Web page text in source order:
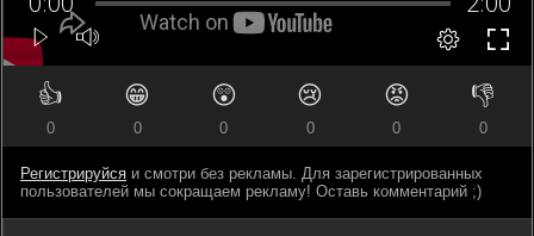
👍
0
😁
0
😲
0
😢
0
😡
0
👎
0
Регистрируйся и смотри без рекламы. Для зарегистрированных
пользователей мы сокращаем рекламу! Оставь комментарий ;)